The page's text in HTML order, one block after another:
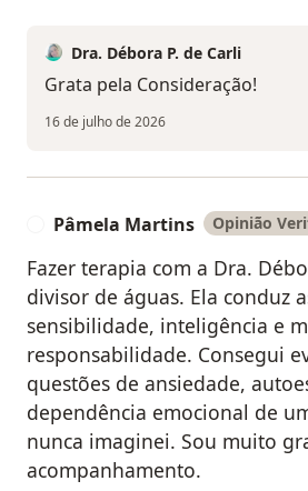
Dra. Débora P. de Carli
Grata pela Consideração!
16 de julho de 2026
Pâmela Martins Opinião
Fazer terapia com a Dra.
divisor de águas. Ela conduz
sensibilidade, inteligência e
responsabilidade. Consegui
questões de ansiedade,
dependência emocional de
nunca imaginei. Sou muito
acompanhamento.